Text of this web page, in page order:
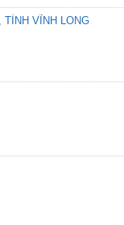
TỈNH VĨNH LONG